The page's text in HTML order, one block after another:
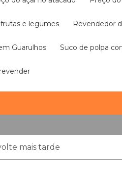
frutas e legumes Revendedor
Guarulhos Suco de polpa
revender
mais tarde